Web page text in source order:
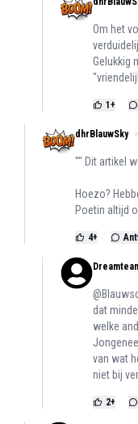
Om het
Gelukkig
1+
dhrBlauwSky
"" Dit artikel
Hoezo?
Poetin altijd
4+
dat
welke
van wat
niet bij
2+